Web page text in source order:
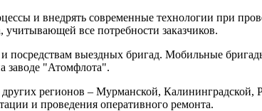
и внедрять современные технологии при
все потребности заказчиков.
посредствам выездных бригад. Мобильные
заводе "Атомфлота".
регионов – Мурманской, Калининградской,
и проведения оперативного ремонта.